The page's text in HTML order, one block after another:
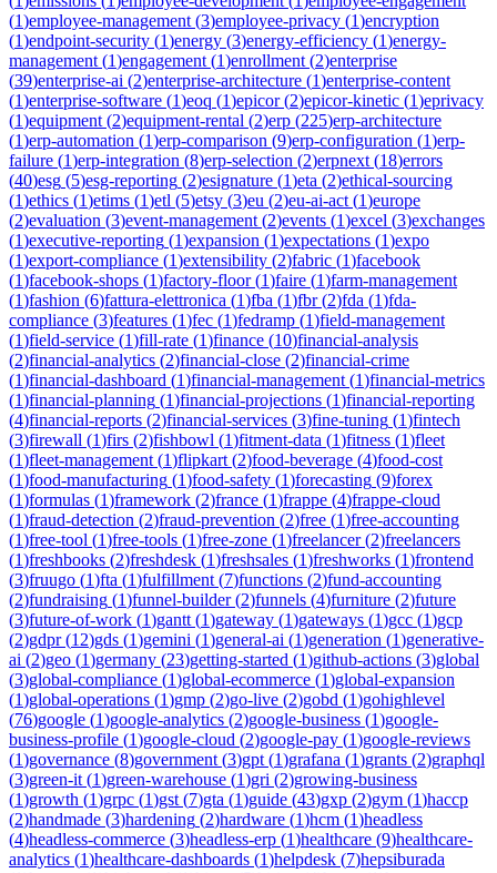
(1)employee-management (3)employee-privacy (1)encryption
(1)endpoint-security (1)energy (3)energy-efficiency (1)energy-
management (1)engagement (1)enrollment (2)enterprise
(39)enterprise-ai (2)enterprise-architecture (1)enterprise-content
(1)enterprise-software (1)eoq (1)epicor(2)epicor-kinetic (1)eprivacy
(1)equipment (2)equipment-rental (2)erp (225)erp-architecture
(1)erp-automation (1)erp-comparison (9)erp-configuration (1)erp-
failure (1)erp-integration (8)erp-selection (2)erpnext (18)errors
(40)esg (5)esg-reporting (2)esignature (1)eta (2)ethical-sourcing
(1)ethics (1)etims (1)etl (5)etsy (3)eu (2)eu-ai-act (1)europe
(2)evaluation (3)event-management (2)events (1)excel (3)exchanges
(1)executive-reporting (1)expansion (1)expectations (1)expo
(1)export-compliance (1)extensibility (2)fabric (1)facebook
(1)facebook-shops (1)factory-floor(1)faire (1)farm-management
(1)fashion (6)fattura-elettronica (1)fba (1)fbr(2)fda (1)fda-
compliance (3)features (1)fec (1)fedramp (1)field-management
(1)field-service (1)fill-rate (1)finance (10)financial-analysis
(2)financial-analytics (2)financial-close (2)financial-crime
(1)financial-dashboard (1)financial-management (1)financial-metrics
(1)financial-planning (1)financial-projections (1)financial-reporting
(4)financial-reports (2)financial-services (3)fine-tuning (1)fintech
(3)firewall (1)firs (2)fishbowl (1)fitment-data (1)fitness (1)fleet
(1)fleet-management (1)flipkart (2)food-beverage (4)food-cost
(1)food-manufacturing (1)food-safety (1)forecasting (9)forex
(1)formulas (1)framework (2)france (1)frappe (4)frappe-cloud
(1)fraud-detection (2)fraud-prevention (2)free (1)free-accounting
(1)free-tool (1)free-tools (1)free-zone (1)freelancer(2)freelancers
(1)freshbooks (2)freshdesk (1)freshsales (1)freshworks (1)frontend
(3)fruugo (1)fta (1)fulfillment (7)functions (2)fund-accounting
(2)fundraising (1)funnel-builder(2)funnels (4)furniture (2)future
(3)future-of-work (1)gantt (1)gateway (1)gateways (1)gcc (1)gcp
(2)gdpr(12)gds (1)gemini (1)general-ai (1)generation (1)generative-
ai (2)geo (1)germany (23)getting-started (1)github-actions (3)global
(3)global-compliance (1)global-ecommerce (1)global-expansion
(1)global-operations (1)gmp (2)go-live (2)gobd (1)gohighlevel
(76)google (1)google-analytics (2)google-business (1)google-
business-profile (1)google-cloud (2)google-pay (1)google-reviews
(1)governance (8)government (3)gpt (1)grafana (1)grants (2)graphql
(3)green-it (1)green-warehouse (1)gri (2)growing-business
(1)growth (1)grpc (1)gst (7)gta (1)guide (43)gxp (2)gym (1)haccp
(2)handmade (3)hardening (2)hardware (1)hcm (1)headless
(4)headless-commerce (3)headless-erp (1)healthcare (9)healthcare-
analytics (1)healthcare-dashboards (1)helpdesk (7)hepsiburada